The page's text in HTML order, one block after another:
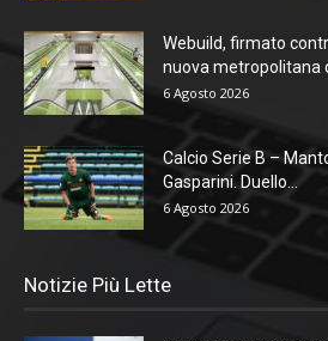
Webuild, firmato
nuova metropolitana
6 Agosto 2026
Calcio Serie B –
Gasparini. Duello...
6 Agosto 2026
Notizie Più Lette